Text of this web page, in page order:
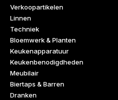
Verkoopartikelen
Linnen
Techniek
Bloemwerk & Planten
Keukenapparatuur
Keukenbenodigdheden
Meubilair
Biertaps & Barren
Dranken